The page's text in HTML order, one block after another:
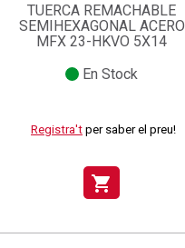
TUERCA REMACHABLE
SEMIHEXAGONAL ACERO
MFX 23-HKVO 5X14
En Stock
Registra't per saber el preu!
shopping_cart